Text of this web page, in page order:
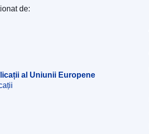
al Uniunii Europene
de:
al Uniunii Europene